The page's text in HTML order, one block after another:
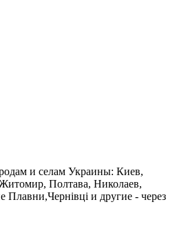
и селам Украины: Киев,
Полтава, Николаев,
и другие - через